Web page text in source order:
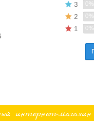
3 0%
2 0%
1 0%
интернет-магазин